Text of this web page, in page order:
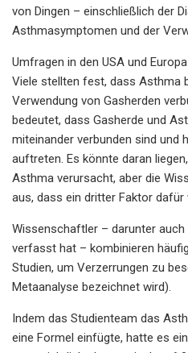
von Dingen – einschließlich der
Asthmasymptomen und der
Umfragen in den USA und
Viele stellten fest, dass Asthma
Verwendung von Gasherden
bedeutet, dass Gasherde und
miteinander verbunden sind und
auftreten. Es könnte daran
Asthma verursacht, aber die
aus, dass ein dritter Faktor
Wissenschaftler – darunter auch
verfasst hat – kombinieren
Studien, um Verzerrungen zu
Metaanalyse bezeichnet wird).
Indem das Studienteam das
eine Formel einfügte, hatte es